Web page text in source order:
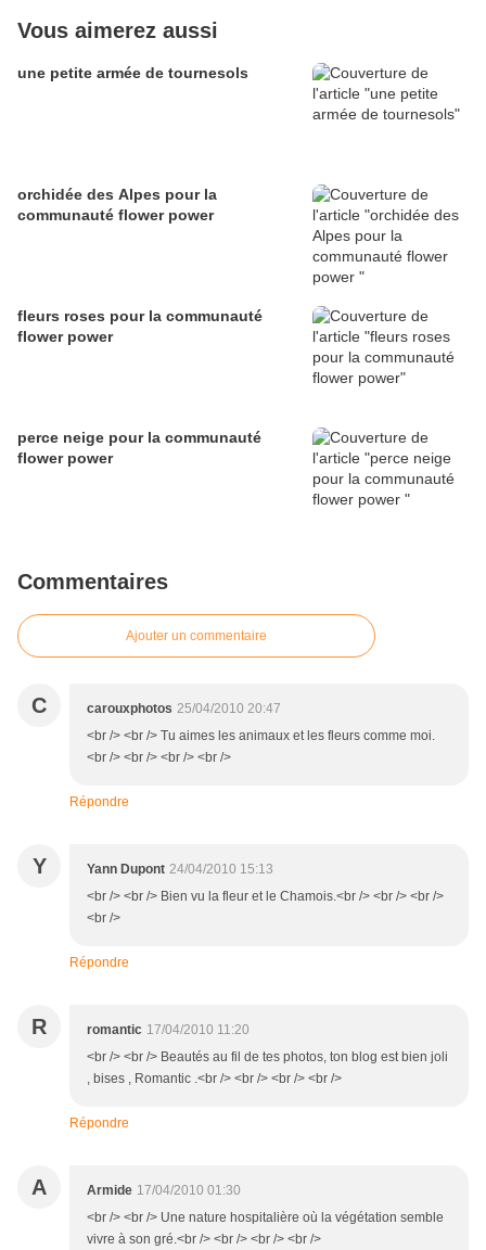
Vous aimerez aussi
une petite armée de tournesols
orchidée des Alpes pour la
communauté flower power
fleurs roses pour la communauté
flower power
perce neige pour la communauté
flower power
Commentaires
Ajouter un commentaire
C carouxphotos 25/04/2010 20:47
<br /> <br /> Tu aimes les animaux et les fleurs comme moi.
<br /> <br /> <br /> <br />
Répondre
Y Yann Dupont 24/04/2010 15:13
<br /> <br /> Bien vu la fleur et le Chamois.<br /> <br /> <br />
<br />
Répondre
R romantic 17/04/2010 11:20
<br /> <br /> Beautés au fil de tes photos, ton blog est bien joli
, bises , Romantic .<br /> <br /> <br /> <br />
Répondre
A Armide 17/04/2010 01:30
<br /> <br /> Une nature hospitalière où la végétation semble
vivre à son gré.<br /> <br /> <br /> <br />